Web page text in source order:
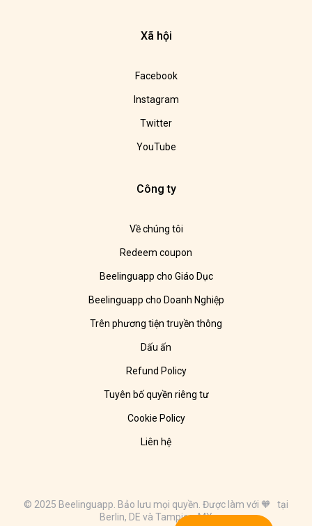
Xã hội
Facebook
Instagram
Twitter
YouTube
Công ty
Về chúng tôi
Redeem coupon
Beelinguapp cho Giáo Dục
Beelinguapp cho Doanh Nghiệp
Trên phương tiện truyền thông
Dấu ấn
Refund Policy
Tuyên bố quyền riêng tư
Cookie Policy
Liên hệ
© 2025 Beelinguapp. Bảo lưu mọi quyền. Được làm với 🧡 tại
Berlin, DE và Tampico, MX